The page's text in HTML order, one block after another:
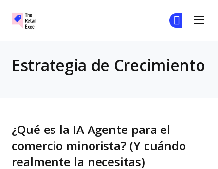
Estrategia de Crecimiento
¿Qué es la IA Agente para el
comercio minorista? (Y cuándo
realmente la necesitas)